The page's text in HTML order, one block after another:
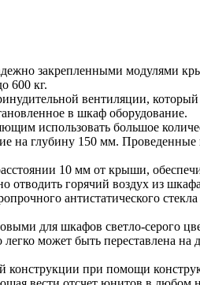
закрепленными модулями
600 кг.
вентиляции,
в шкаф оборудование.
использовать большое
на глубину 150 мм.
10 мм от крыши,
отводить горячий воздух из
антистатического
для шкафов светло-серого
может быть переставлена
при помощи